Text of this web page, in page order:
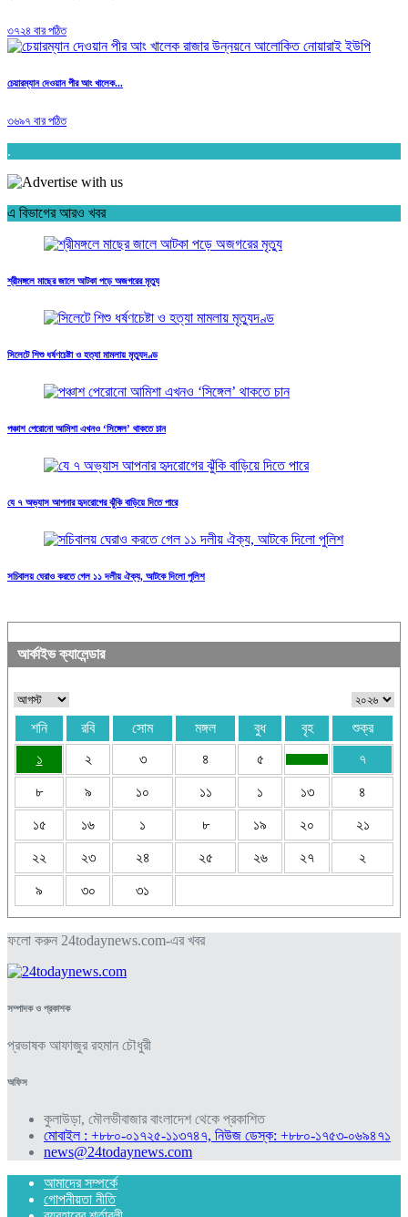
৩৭২৪ বার পঠিত
চেয়ারম্যান দেওয়ান পীর আং খালেক...
৩৬৯৭ বার পঠিত
.
এ বিভাগের আরও খবর
শ্রীমঙ্গলে মাছের জালে আটকা পড়ে অজগরের মৃত্যু
সিলেটে শিশু ধর্ষণচেষ্টা ও হত্যা মামলায় মৃত্যুদণ্ড
পঞ্চাশ পেরোনো আমিশা এখনও ‘সিঙ্গেল’ থাকতে চান
যে ৭ অভ্যাস আপনার হৃদরোগের ঝুঁকি বাড়িয়ে দিতে পারে
সচিবালয় ঘেরাও করতে গেল ১১ দলীয় ঐক্য, আটকে দিলো পুলিশ
আর্কাইভ ক্যালেন্ডার
শনি রবি সোম মঙ্গল বুধ বৃহ
শুক্র
১
২ ৩ ৪ ৫ ৭
৮ ৯ ১০ ১১ ১ ১৩ ৪
১৫ ১৬ ১ ৮ ১৯ ২০ ২১
২২ ২৩ ২৪ ২৫ ২৬ ২৭ ২
৯ ৩০ ৩১
ফলো করুন 24todaynews.com-এর খবর
সম্পাদক ও প্রকাশক
প্রভাষক আফাজুর রহমান চৌধুরী
অফিস
কুলাউড়া, মৌলভীবাজার বাংলাদেশ থেকে প্রকাশিত
মোবাইল : +৮৮০-০১৭২৫-১১৩৭৪৭, নিউজ ডেস্ক: +৮৮০-১৭৫৩-০৬৯৪৭১
news@24todaynews.com
আমাদের সম্পর্কে
গোপনীয়তা নীতি